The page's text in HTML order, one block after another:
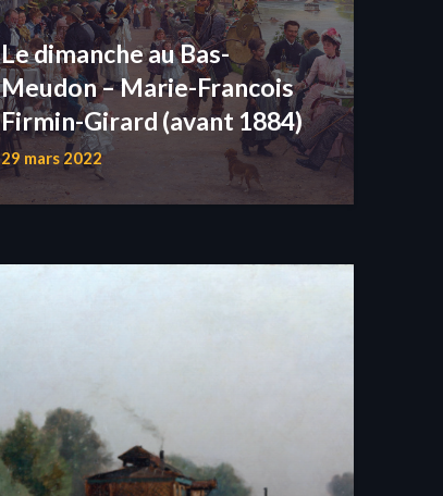
Le dimanche au Bas-
Meudon – Marie-Francois
Firmin-Girard (avant 1884)
29 mars 2022